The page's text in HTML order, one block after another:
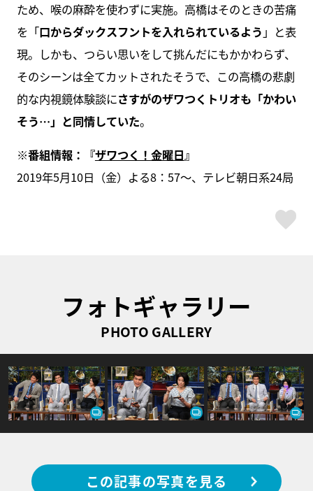
ため、喉の麻酔を使わずに実施。高橋はそのときの苦痛
を「口からダックスフントを入れられているよう 」と表
現。しかも、つらい思いをして挑んだにもかかわらず、
そのシーンは全てカットされたそうで、この高橋の悲劇
的な内視鏡体験談にさすがのザワつくトリオも「かわい
そう…」と同情していた。
※番組情報：『ザワつく！金曜日』
2019年5月10日（金）よる8：57～、テレビ朝日系24局
フォトギャラリー
PHOTO GALLERY
この記事の写真を見る